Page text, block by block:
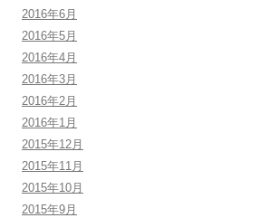
2016年6月
2016年5月
2016年4月
2016年3月
2016年2月
2016年1月
2015年12月
2015年11月
2015年10月
2015年9月